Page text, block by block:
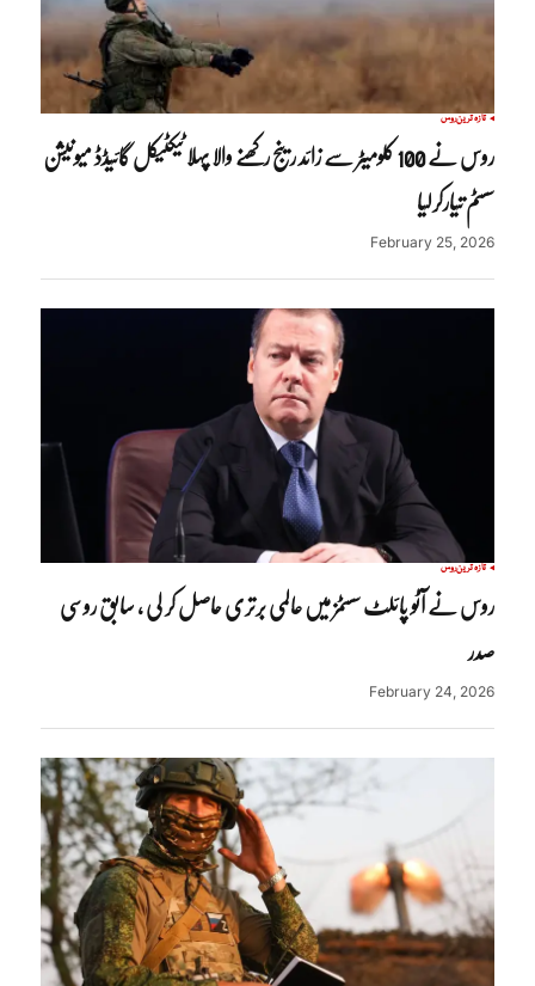
تازہ ترینروس
روس نے 100 کلومیٹر سے زائد رینج رکھنے والا پہلا ٹیکٹیکل گائیڈڈ میونیشن
سسٹم تیارکرلیا
February 25, 2026
تازہ ترینروس
روس نے آٹو پائلٹ سسٹمز میں عالمی برتری حاصل کر لی ، سابق روسی
صدر
February 24, 2026